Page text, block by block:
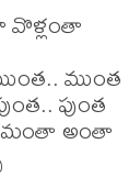
వొళ్లంతా
ముంత
పుంత
అంతా